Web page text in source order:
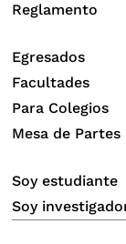
Reglamento
Egresados
Facultades
Para Colegios
Mesa de Partes
Soy estudiante
Soy